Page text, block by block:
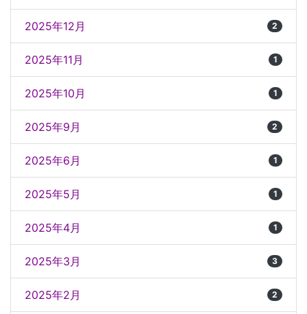
2025年12月 2
2025年11月 1
2025年10月 1
2025年9月 2
2025年6月 1
2025年5月 1
2025年4月 1
2025年3月 3
2025年2月 2